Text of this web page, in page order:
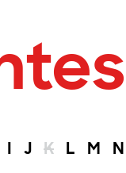
I J K L M N